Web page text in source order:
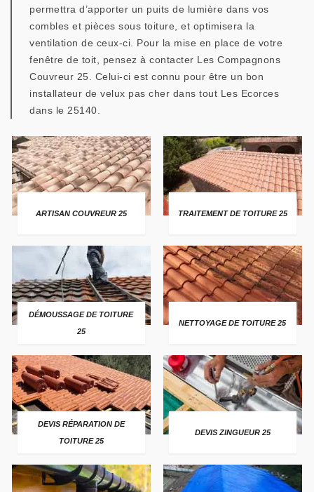
permettra d’apporter un puits de lumière dans vos
combles et pièces sous toiture, et optimisera la
ventilation de ceux-ci. Pour la mise en place de votre
fenêtre de toit, pensez à contacter Les Compagnons
Couvreur 25. Celui-ci est connu pour être un bon
installateur de velux pas cher dans tout Les Ecorces
dans le 25140.
ARTISAN COUVREUR 25 TRAITEMENT DE TOITURE 25
DÉMOUSSAGE DE TOITURE
25
NETTOYAGE DE TOITURE 25
DEVIS RÉPARATION DE
TOITURE 25
DEVIS ZINGUEUR 25